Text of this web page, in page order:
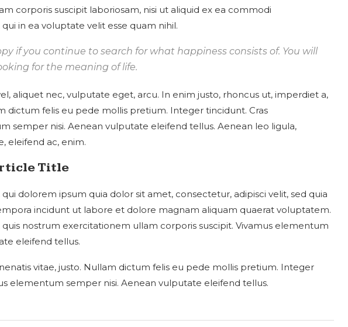
corporis suscipit laboriosam, nisi ut aliquid ex ea commodi
in ea voluptate velit esse quam nihil.
if you continue to search for what happiness consists of. You will
for the meaning of life.
aliquet nec, vulputate eget, arcu. In enim justo, rhoncus ut, imperdiet a,
dictum felis eu pede mollis pretium. Integer tincidunt. Cras
semper nisi. Aenean vulputate eleifend tellus. Aenean leo ligula,
eleifend ac, enim.
Title
dolorem ipsum quia dolor sit amet, consectetur, adipisci velit, sed quia
incidunt ut labore et dolore magnam aliquam quaerat voluptatem.
nostrum exercitationem ullam corporis suscipit. Vivamus elementum
eleifend tellus.
vitae, justo. Nullam dictum felis eu pede mollis pretium. Integer
elementum semper nisi. Aenean vulputate eleifend tellus.